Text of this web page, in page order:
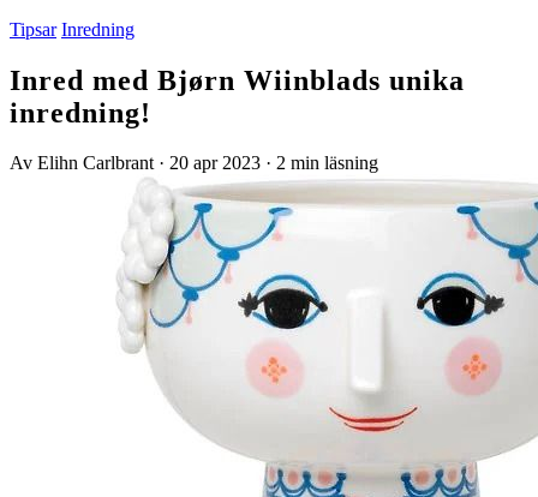
Tipsar Inredning
Inred med Bjørn Wiinblads unika
inredning!
Av Elihn Carlbrant · 20 apr 2023 · 2 min läsning